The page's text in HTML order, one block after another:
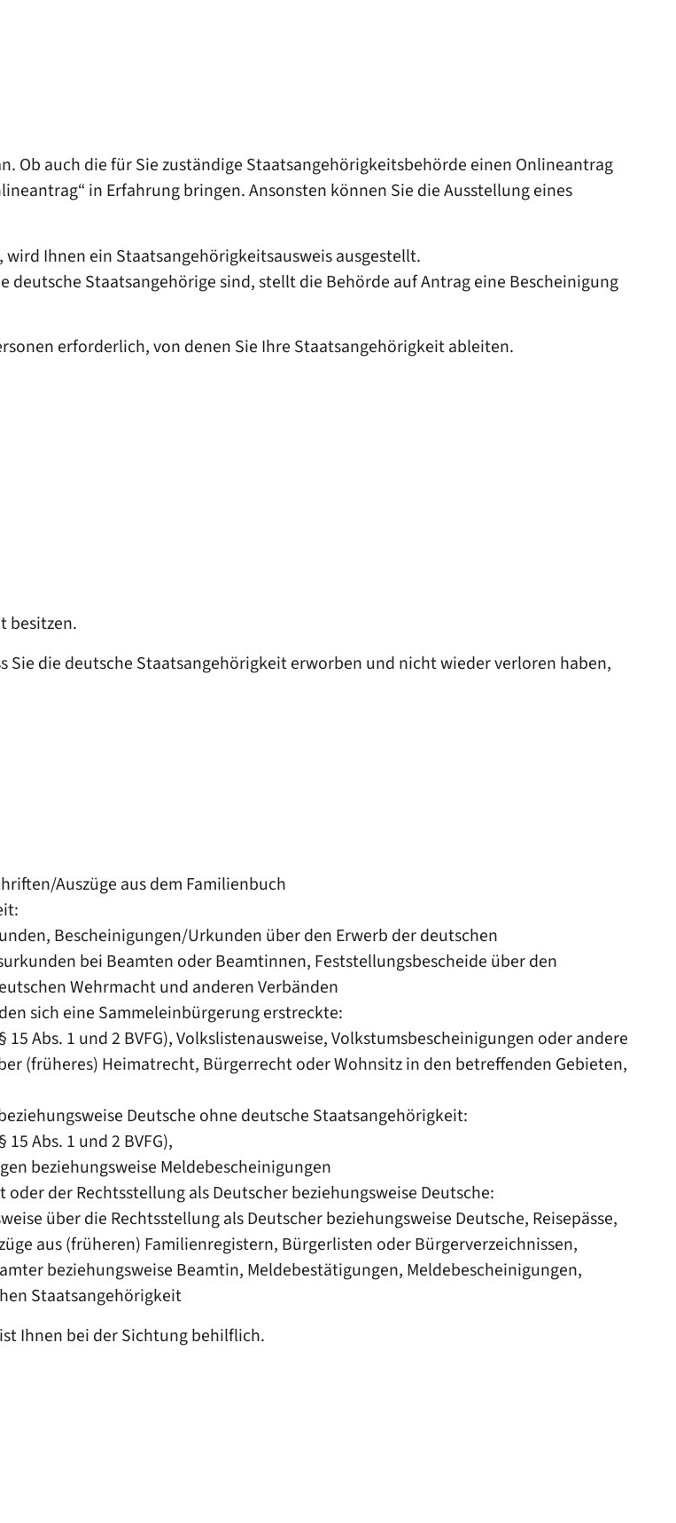
Ob auch die für Sie zuständige Staatsangehörigkeitsbehörde einen Onlineantrag
in Erfahrung bringen. Ansonsten können Sie die Ausstellung eines
Ihnen ein Staatsangehörigkeitsausweis ausgestellt.
Staatsangehörige sind, stellt die Behörde auf Antrag eine Bescheinigung
erforderlich, von denen Sie Ihre Staatsangehörigkeit ableiten.
besitzen.
die deutsche Staatsangehörigkeit erworben und nicht wieder verloren haben,
Auszüge aus dem Familienbuch
Bescheinigungen/Urkunden über den Erwerb der deutschen
bei Beamten oder Beamtinnen, Feststellungsbescheide über den
Wehrmacht und anderen Verbänden
sich eine Sammeleinbürgerung erstreckte:
Abs. 1 und 2 BVFG), Volkslistenausweise, Volkstumsbescheinigungen oder andere
(früheres) Heimatrecht, Bürgerrecht oder Wohnsitz in den betreffenden Gebieten,
Deutsche ohne deutsche Staatsangehörigkeit:
Abs. 1 und 2 BVFG),
beziehungsweise Meldebescheinigungen
der Rechtsstellung als Deutscher beziehungsweise Deutsche:
über die Rechtsstellung als Deutscher beziehungsweise Deutsche, Reisepässe,
aus (früheren) Familienregistern, Bürgerlisten oder Bürgerverzeichnissen,
beziehungsweise Beamtin, Meldebestätigungen, Meldebescheinigungen,
Staatsangehörigkeit
Ihnen bei der Sichtung behilflich.